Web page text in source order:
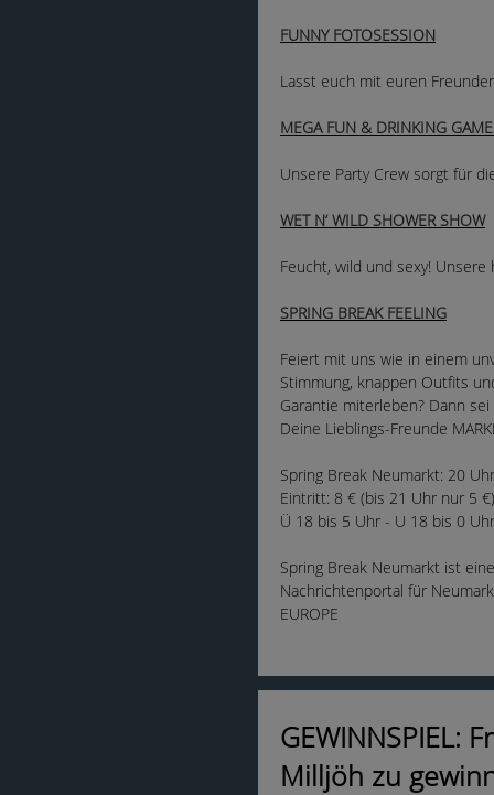
FUNNY FOTOSESSION
Lasst euch mit euren
MEGA FUN & DRINKING
Unsere Party Crew sorgt für
WET N‘ WILD SHOWER SHOW
Feucht, wild und sexy!
SPRING BREAK FEELING
Feiert mit uns wie in einem
Stimmung, knappen Outfits
Garantie miterleben? Dann sei
Deine Lieblings-Freunde
Spring Break Neumarkt: 20
Eintritt: 8 € (bis 21 Uhr nur 5 €)
Ü 18 bis 5 Uhr - U 18 bis 0 Uhr
Spring Break Neumarkt ist
Nachrichtenportal für
EUROPE
GEWINNSPIEL:
Milljöh zu